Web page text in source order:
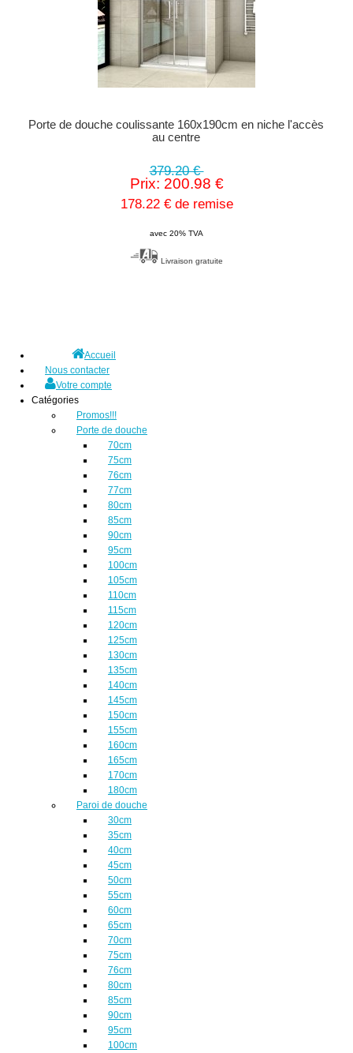
Porte de douche coulissante 160x190cm en niche l'accès
au centre
379.20 €
Prix: 200.98 €
178.22 € de remise
avec 20% TVA
Livraison gratuite
Accueil
Nous contacter
Votre compte
Catégories
Promos!!!
Porte de douche
70cm
75cm
76cm
77cm
80cm
85cm
90cm
95cm
100cm
105cm
110cm
115cm
120cm
125cm
130cm
135cm
140cm
145cm
150cm
155cm
160cm
165cm
170cm
180cm
Paroi de douche
30cm
35cm
40cm
45cm
50cm
55cm
60cm
65cm
70cm
75cm
76cm
80cm
85cm
90cm
95cm
100cm